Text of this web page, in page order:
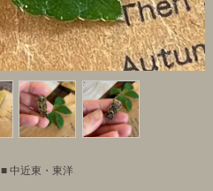
■ 中近東・東洋